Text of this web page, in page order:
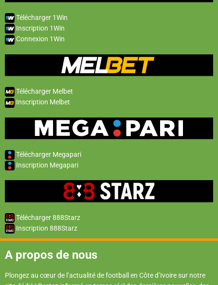
Télécharger 1Win
Inscription 1Win
Connexion 1Win
Télécharger Melbet
Inscription Melbet
Télécharger Megapari
Inscription Megapari
Télécharger 888Starz
Inscription 888Starz
A propos de nous
Plongez au cœur de l’actualité de football en Côte d’Ivoire sur notre